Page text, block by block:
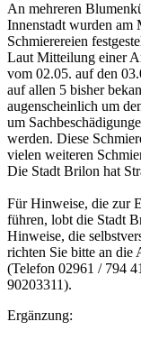
An mehreren
Innenstadt wurden am
Schmierereien
Laut Mitteilung einer
vom 02.05. auf den
auf allen 5 bisher
augenscheinlich um
um
werden. Diese
vielen weiteren
Die Stadt Brilon hat
Für Hinweise, die zur
führen, lobt die Stadt
Hinweise, die
richten Sie bitte an die
(Telefon 02961 / 794
90203311).
Ergänzung: